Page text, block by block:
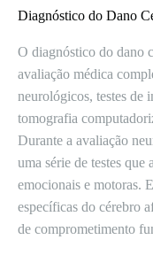
Diagnóstico do Dano
O diagnóstico do dano
avaliação médica
neurológicos, testes de
tomografia
Durante a avaliação
uma série de testes
emocionais e motoras.
específicas do cérebro
de comprometimento